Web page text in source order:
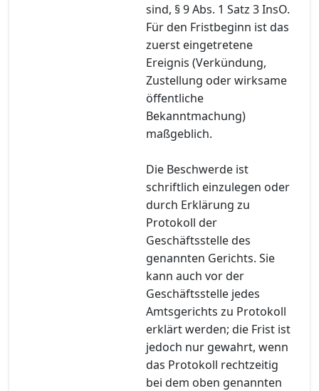
sind, § 9 Abs. 1 Satz 3 InsO.
Für den Fristbeginn ist das
zuerst eingetretene
Ereignis (Verkündung,
Zustellung oder wirksame
öffentliche
Bekanntmachung)
maßgeblich.
Die Beschwerde ist
schriftlich einzulegen oder
durch Erklärung zu
Protokoll der
Geschäftsstelle des
genannten Gerichts. Sie
kann auch vor der
Geschäftsstelle jedes
Amtsgerichts zu Protokoll
erklärt werden; die Frist ist
jedoch nur gewahrt, wenn
das Protokoll rechtzeitig
bei dem oben genannten